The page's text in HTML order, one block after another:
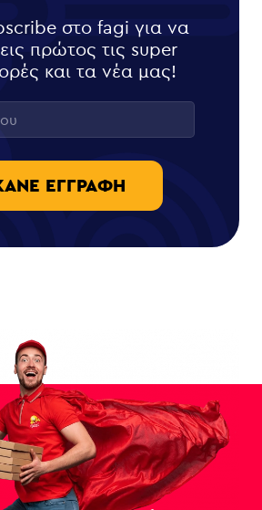
στο fagi για να
πρώτος τις super
και τα νέα μας!
ΕΓΓΡΑΦΉ